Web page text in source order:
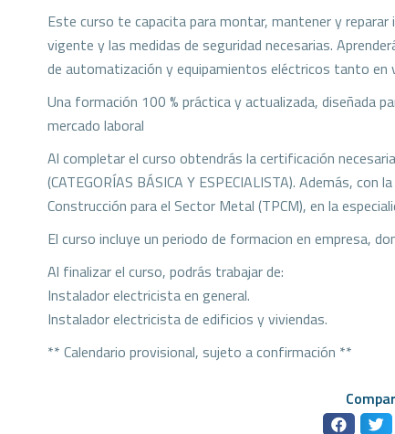
Este curso te capacita para montar, mantener y
vigente y las medidas de seguridad necesarias.
de automatización y equipamientos eléctricos tanto en
Una formación 100 % práctica y actualizada, diseñada
mercado laboral
Al completar el curso obtendrás la certificación
(CATEGORÍAS BÁSICA Y ESPECIALISTA). Además,
Construcción para el Sector Metal (TPCM), en la
El curso incluye un periodo de formacion en empresa,
Al finalizar el curso, podrás trabajar de:
Instalador electricista en general.
Instalador electricista de edificios y viviendas.
** Calendario provisional, sujeto a confirmación **